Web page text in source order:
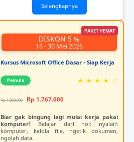
Selengkapnya
PAKET HEMAT
DISKON 5 %
16 - 30 Mei 2026
Kursus Microsoft Office Dasar - Siap Kerja
Pemula ★ ★ ★ ★ ☆
Rp 1.860.000 Rp 1.767.000
Biar gak bingung lagi mulai kerja pakai
komputer! Belajar dari nol: nyalain
komputer, kelola file, ngetik dokumen,
ngolah data.